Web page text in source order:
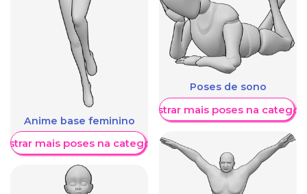
Anime base feminino
mais poses na categoria
Poses de sono
Mostrar mais poses na